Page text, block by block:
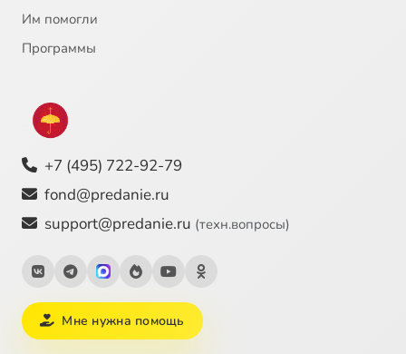
Им помогли
Программы
+7 (495) 722-92-79
fond@predanie.ru
support@predanie.ru (техн.вопросы)
Мне нужна помощь